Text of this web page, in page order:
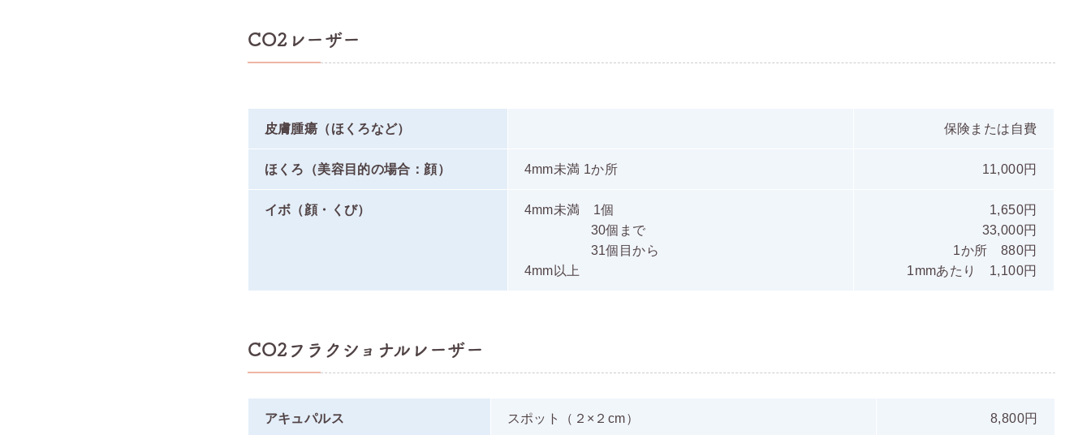
CO2レーザー
皮膚腫瘍（ほくろなど） 保険または自費
ほくろ（美容目的の場合：顔） 4mm未満 1か所 11,000円
イボ（顔・くび）
4mm未満 1個
30個まで
31個目から
4mm以上
1,650円
33,000円
1か所 880円
1mmあたり 1,100円
CO2フラクショナルレーザー
アキュパルス スポット（２×２cm） 8,800円